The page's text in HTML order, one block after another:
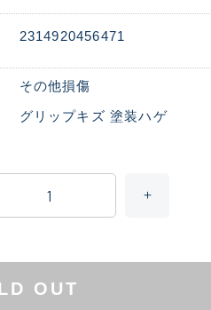
2314920456471
その他損傷
グリップキズ 塗装ハゲ
OUT